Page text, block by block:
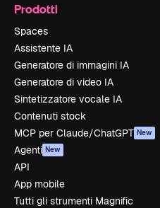
Prodotti
Spaces
Assistente IA
Generatore di immagini IA
Generatore di video IA
Sintetizzatore vocale IA
Contenuti stock
MCP per Claude/ChatGPT New
Agenti New
API
App mobile
Tutti gli strumenti Magnific